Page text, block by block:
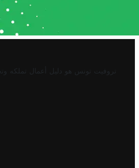
تروفيت تونس هو دليل أعمال تملكه